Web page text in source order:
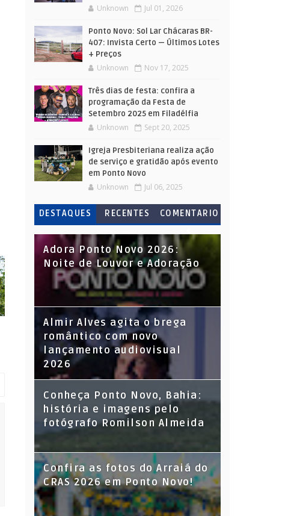
Unknown Jul 01, 2026
Ponto Novo: Sol Lar Chácaras BR-
407: Invista Certo — Últimos Lotes
+ Preços
Unknown Nov 17, 2025
Três dias de festa: confira a
programação da Festa de
Setembro 2025 em Filadélfia
Unknown Sept 20, 2025
Igreja Presbiteriana realiza ação
de serviço e gratidão após evento
em Ponto Novo
Unknown Jul 06, 2025
DESTAQUES RECENTES
COMENTARIO
S
Adora Ponto Novo 2026:
Noite de Louvor e Adoração
Almir Alves agita o brega
romântico com novo
lançamento audiovisual
2026
Conheça Ponto Novo, Bahia:
história e imagens pelo
fotógrafo Romilson Almeida
Confira as fotos do Arraiá do
CRAS 2026 em Ponto Novo!